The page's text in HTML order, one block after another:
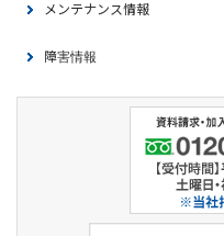
メンテナンス情報
障害情報